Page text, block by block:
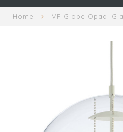
Home VP Globe Opaal